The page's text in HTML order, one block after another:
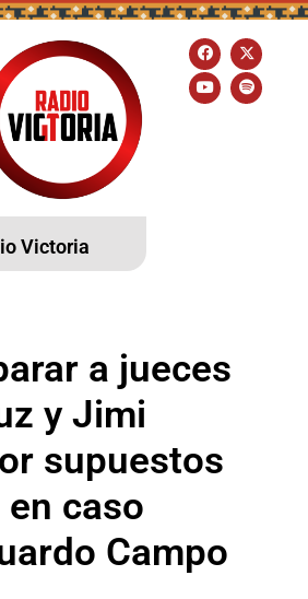
Victoria
a jueces
y Jimi
supuestos
caso
Campo